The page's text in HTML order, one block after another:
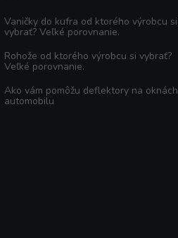
Vaničky do kufra od ktorého výrobcu si
vybrať? Veľké porovnanie.
Rohože od ktorého výrobcu si vybrať?
Veľké porovnanie.
Ako vám pomôžu deflektory na oknách
automobilu